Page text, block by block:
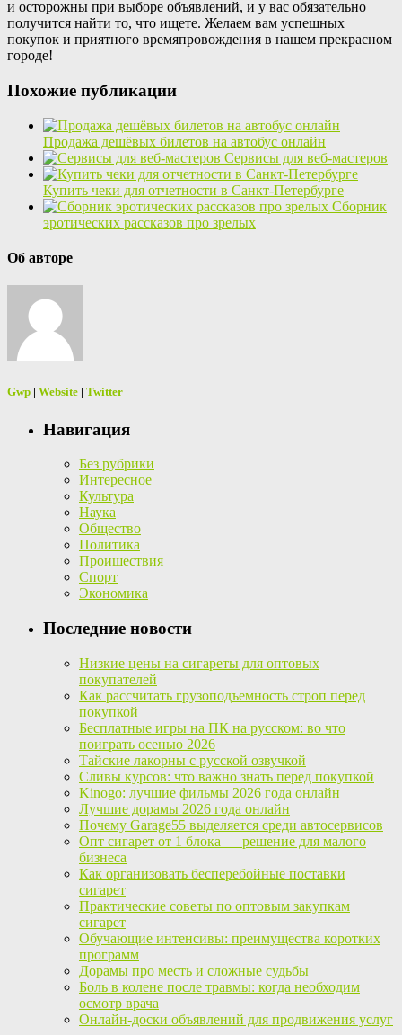
и осторожны при выборе объявлений, и у вас обязательно
получится найти то, что ищете. Желаем вам успешных
покупок и приятного времяпровождения в нашем прекрасном
городе!
Похожие публикации
Продажа дешёвых билетов на автобус онлайн
Сервисы для веб-мастеров
Купить чеки для отчетности в Санкт-Петербурге
Сборник
эротических рассказов про зрелых
Об авторе
Gwp | Website | Twitter
Навигация
Без рубрики
Интересное
Культура
Наука
Общество
Политика
Проишествия
Спорт
Экономика
Последние новости
Низкие цены на сигареты для оптовых
покупателей
Как рассчитать грузоподъемность строп перед
покупкой
Бесплатные игры на ПК на русском: во что
поиграть осенью 2026
Тайские лакорны с русской озвучкой
Сливы курсов: что важно знать перед покупкой
Kinogo: лучшие фильмы 2026 года онлайн
Лучшие дорамы 2026 года онлайн
Почему Garage55 выделяется среди автосервисов
Опт сигарет от 1 блока — решение для малого
бизнеса
Как организовать бесперебойные поставки
сигарет
Практические советы по оптовым закупкам
сигарет
Обучающие интенсивы: преимущества коротких
программ
Дорамы про месть и сложные судьбы
Боль в колене после травмы: когда необходим
осмотр врача
Онлайн-доски объявлений для продвижения услуг